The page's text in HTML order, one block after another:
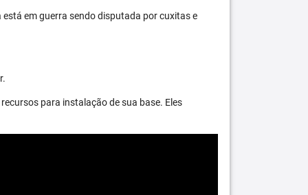
em guerra sendo disputada por cuxitas e
para instalação de sua base. Eles